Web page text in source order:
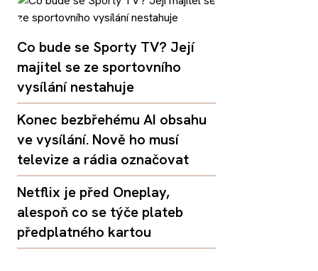
Co bude se Sporty TV? Její
majitel se ze sportovního
vysílání nestahuje
Konec bezbřehému AI obsahu
ve vysílání. Nově ho musí
televize a rádia označovat
Netflix je před Oneplay,
alespoň co se týče plateb
předplatného kartou